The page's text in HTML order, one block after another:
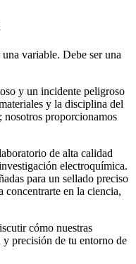
variable. Debe ser una
y un incidente peligroso
y la disciplina del
proporcionamos
de alta calidad
electroquímica.
para un sellado preciso
concentrarte en la ciencia,
cómo nuestras
precisión de tu entorno de